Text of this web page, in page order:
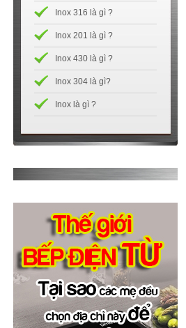
Inox 316 là gì ?
Inox 201 là gì ?
Inox 430 là gì ?
Inox 304 là gì?
Inox là gì ?